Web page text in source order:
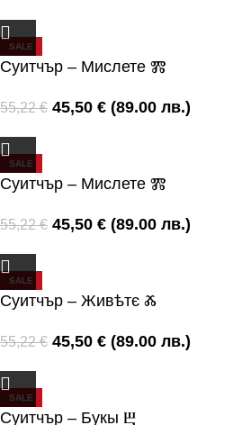
SALE
Суитчър – Мислете Ⰿ
55,22€ 45,50 € (89.00 лв.)
SALE
Суитчър – Мислете Ⰿ
55,22€ 45,50 € (89.00 лв.)
SALE
Суитчър – Живѣтє Ⰶ
55,22€ 45,50 € (89.00 лв.)
SALE
Суитчър – Букы Ⰱ